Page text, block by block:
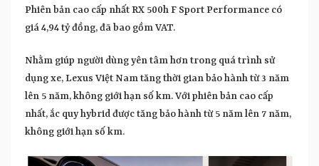
Phiên bản cao cấp nhất RX 500h F Sport Performance có
giá 4,94 tỷ đồng, đã bao gồm VAT.
Nhằm giúp người dùng yên tâm hơn trong quá trình sử
dụng xe, Lexus Việt Nam tăng thời gian bảo hành từ 3 năm
lên 5 năm, không giới hạn số km. Với phiên bản cao cấp
nhất, ắc quy hybrid được tăng bảo hành từ 5 năm lên 7 năm,
không giới hạn số km.